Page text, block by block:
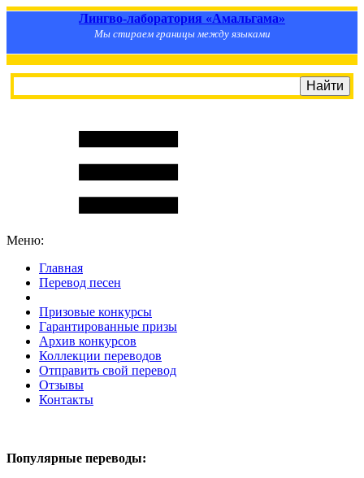
Лингво-лаборатория «Амальгама»
Мы стираем границы между языками
Меню:
Главная
Перевод песен
Призовые конкурсы
Гарантированные призы
Архив конкурсов
Коллекции переводов
Отправить свой перевод
Отзывы
Контакты
Популярные переводы: